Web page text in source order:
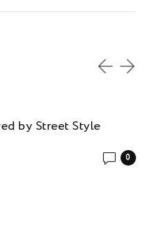
by Street Style
0